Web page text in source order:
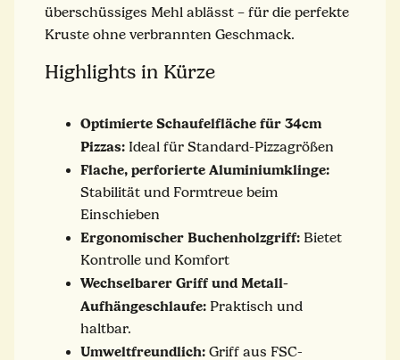
überschüssiges Mehl ablässt – für die perfekte
Kruste ohne verbrannten Geschmack.
Highlights in Kürze
Optimierte Schaufelfläche für 34cm
Pizzas: Ideal für Standard-Pizzagrößen
Flache, perforierte Aluminiumklinge:
Stabilität und Formtreue beim
Einschieben
Ergonomischer Buchenholzgriff: Bietet
Kontrolle und Komfort
Wechselbarer Griff und Metall-
Aufhängeschlaufe: Praktisch und
haltbar.
Umweltfreundlich: Griff aus FSC-